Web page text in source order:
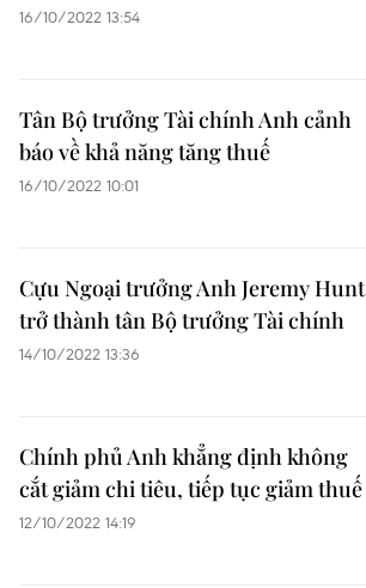
16/10/2022 13:54
Tân Bộ trưởng Tài chính Anh cảnh
báo về khả năng tăng thuế
16/10/2022 10:01
Cựu Ngoại trưởng Anh Jeremy Hunt
trở thành tân Bộ trưởng Tài chính
14/10/2022 13:36
Chính phủ Anh khẳng định không
cắt giảm chi tiêu, tiếp tục giảm thuế
12/10/2022 14:19